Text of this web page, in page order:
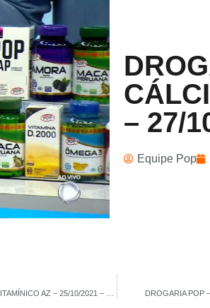
– 27/
Equipe Pop
DROGARIA POP